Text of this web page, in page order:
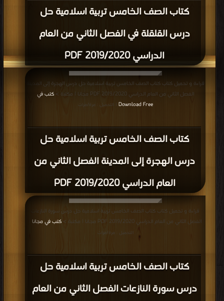
كتاب الصف الخامس تربية اسلامية حل
درس القلقلة في الفصل الثاني من العام
الدراسي 2019/2020 PDF
كتاب الصف الخامس تربية اسلامية حل
درس الهجرة إلى المدينة الفصل الثاني من
العام الدراسي 2019/2020 PDF
قراءة و تحميل كتاب كتاب الصف الخامس تربية اسلامية حل درس الهجرة إلى المدينة
الفصل الثاني من العام الدراسي 2019/2020 PDF مجانا | مكتبة >
كتب في
Download Free
| التحميل : مرة/مرات
كتاب الصف الخامس تربية اسلامية حل
درس سورة النازعات الفصل الثاني من العام
قراءة و تحميل كتاب كتاب الصف الخامس تربية اسلامية حل درس سورة النازعات
الفصل الثاني من العام الدراسي 2019/2020 PDF مجانا | مكتبة >
كتب في مجانا
التحميل : مرة/مرات